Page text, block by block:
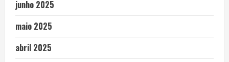
junho 2025
maio 2025
abril 2025